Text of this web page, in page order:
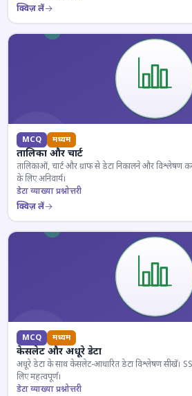
क्विज़ लें
MCQ मध्यम
तालिका और चार्ट
तालिकाओं, चार्ट और ग्राफ से डेटा निकालने और विश्लेषण
के लिए अनिवार्य।
डेटा व्याख्या प्रश्नोत्तरी
क्विज़ लें
MCQ मध्यम
केसलेट और अधूरे डेटा
अधूरे डेटा के साथ केसलेट-आधारित डेटा विश्लेषण सीखें।
लिए महत्वपूर्ण।
डेटा व्याख्या प्रश्नोत्तरी